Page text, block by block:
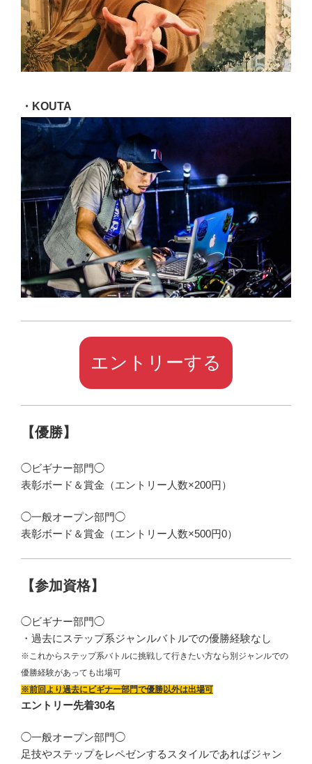
・KOUTA
エントリーする
【優勝】
◯ビギナー部門◯
表彰ボード＆賞金（エントリー人数×200円）
◯一般オープン部門◯
表彰ボード＆賞金（エントリー人数×500円0）
【参加資格】
◯ビギナー部門◯
・過去にステップ系ジャンルバトルでの優勝経験なし
※これからステップ系バトルに挑戦して行きたい方なら別ジャンルでの
優勝経験があっても出場可
※前回より過去にビギナー部門で優勝以外は出場可
エントリー先着30名
◯一般オープン部門◯
足技やステップをレペゼンするスタイルであればジャン